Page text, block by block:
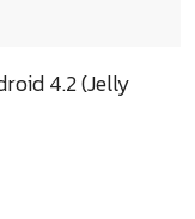
4.2 (Jelly